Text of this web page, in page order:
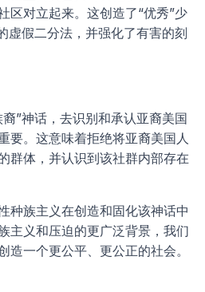
区对立起来。这创造了“优秀”少
虚假二分法，并强化了有害的刻
”神话，去识别和承认亚裔美国
要。这意味着拒绝将亚裔美国人
群体，并认识到该社群内部存在
种族主义在创造和固化该神话中
主义和压迫的更广泛背景，我们
造一个更公平、更公正的社会。